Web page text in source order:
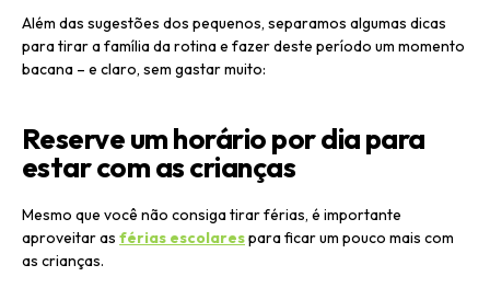
Além das sugestões dos pequenos, separamos algumas dicas
para tirar a família da rotina e fazer deste período um momento
bacana – e claro, sem gastar muito:
Reserve um horário por dia para
estar com as crianças
Mesmo que você não consiga tirar férias, é importante
aproveitar as férias escolarespara ficar um pouco mais com
as crianças.